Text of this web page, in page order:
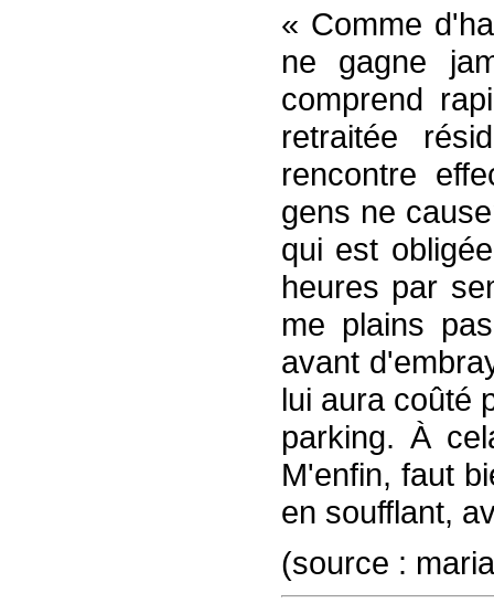
« Comme
ne gagne
comprend
retraitée
rencontre
gens ne
qui est
heures par
me plains
avant
lui aura coûté
parking. À
M'enfin, faut
en soufflant,
(source :